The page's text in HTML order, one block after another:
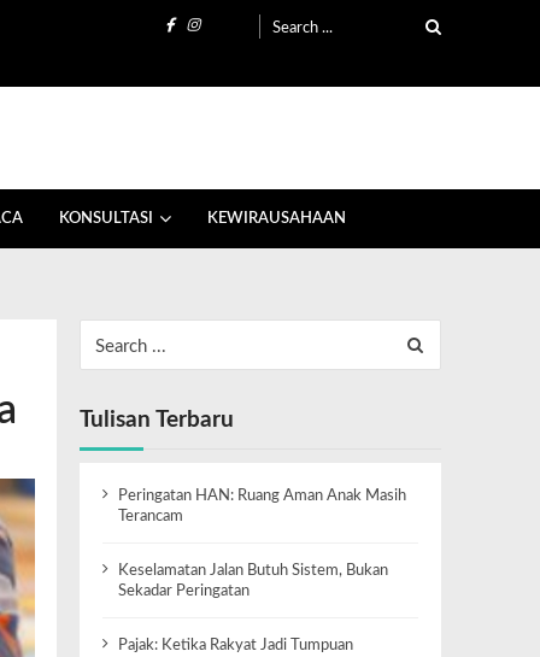
KONSULTASI KEWIRAUSAHAAN
Tulisan Terbaru
Peringatan HAN: Ruang Aman Anak Masih
Terancam
Keselamatan Jalan Butuh Sistem, Bukan
Sekadar Peringatan
Pajak: Ketika Rakyat Jadi Tumpuan